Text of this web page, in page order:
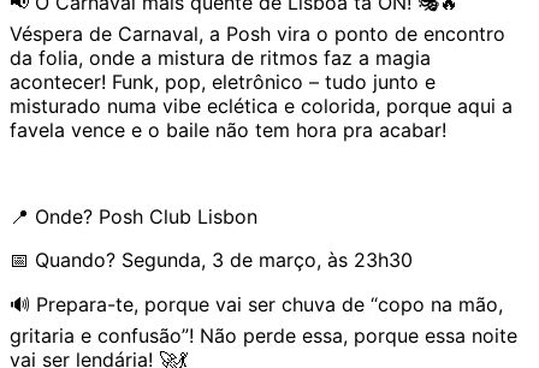
Véspera de Carnaval, a Posh vira o ponto de encontro
da folia, onde a mistura de ritmos faz a magia
acontecer! Funk, pop, eletrônico – tudo junto e
misturado numa vibe eclética e colorida, porque aqui a
favela vence e o baile não tem hora pra acabar!
📍 Onde? Posh Club Lisbon
📅 Quando? Segunda, 3 de março, às 23h30
🔊 Prepara-te, porque vai ser chuva de “copo na mão,
gritaria e confusão”! Não perde essa, porque essa noite
vai ser lendária! 🚀💃